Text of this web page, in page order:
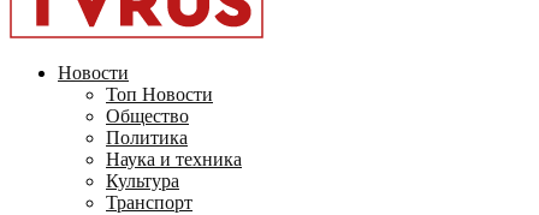
Новости
Топ Новости
Общество
Политика
Наука и техника
Культура
Транспорт